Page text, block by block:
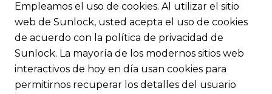
Empleamos el uso de cookies. Al utilizar el sitio
web de Sunlock, usted acepta el uso de cookies
de acuerdo con la política de privacidad de
Sunlock. La mayoría de los modernos sitios web
interactivos de hoy en día usan cookies para
permitirnos recuperar los detalles del usuario